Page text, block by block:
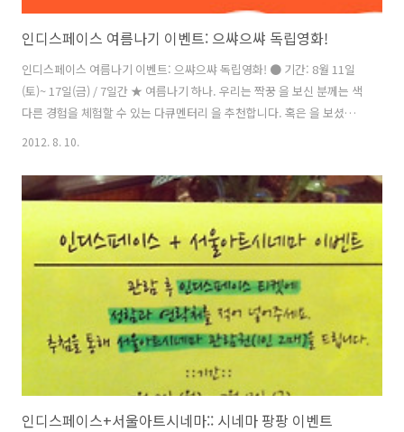
인디스페이스 여름나기 이벤트: 으쌰으쌰 독립영화!
인디스페이스 여름나기 이벤트: 으쌰으쌰 독립영화! ● 기간: 8월 11일
(토)~ 17일(금) / 7일간 ★ 여름나기 하나. 우리는 짝꿍 을 보신 분께는 색
다른 경험을 체험할 수 있는 다큐멘터리 을 추천합니다. 혹은 을 보셨는
데 아직 을 못 보셨다면 함께 보시기를 추천합니다. 티켓 지참 시 1천원
2012년 화제의 애니메이션 두 편의 영화를 함께 보세요. 티켓 지참시 1
천원 할인! 티켓 지참 시 1천원 할인! (※ 유의사항: 타 극장 영화 티켓으
로도 가능합니다.) ★ 여름나기 두울. 내일의 RT왕! 인디스페이스의 트윗
을 리트윗(RT) 해주신 분들 중 매일 1분씩 추첨을 통해 인디스페이스가
제공하는 선물을 드립니다. 일주일간 펼쳐지는 ..
2012. 8. 10.
인디스페이스+서울아트시네마:: 시네마 팡팡 이벤트